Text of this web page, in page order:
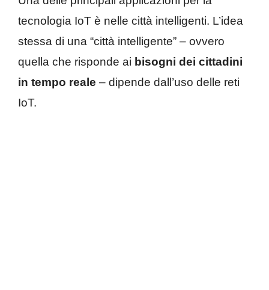
tecnologia IoT è nelle città intelligenti. L’idea
stessa di una “città intelligente” – ovvero
quella che risponde ai bisogni dei cittadini
in tempo reale – dipende dall’uso delle reti
IoT.